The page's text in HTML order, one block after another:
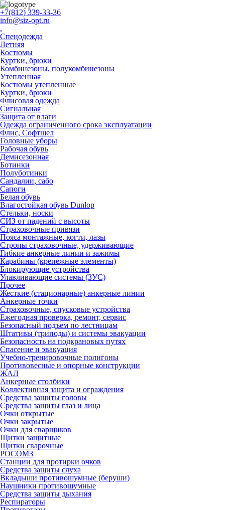
+7(812) 339-33-36
info@siz-opt.ru
.
Спецодежда
Летняя
Костюмы
Куртки, брюки
Комбинезоны, полукомбинезоны
Утепленная
Костюмы утепленные
Куртки, брюки
Флисовая одежда
Сигнальная
Защита от влаги
Одежда ограниченного срока эксплуатации
Флиc, Софтшел
Головные уборы
Рабочая обувь
Демисезонная
Ботинки
Полуботинки
Сандалии, сабо
Сапоги
Белая обувь
Влагостойкая обувь Dunlop
Стельки, носки
СИЗ от падений с высоты
Страховочные привязи
Пояса монтажные, когти, лазы
Стропы страховочные, удерживающие
Гибкие анкерные линии и зажимы
Карабины (крепежные элементы)
Блокирующие устройства
Улавливающие системы (ЗУС)
Прочее
Жесткие (стационарные) анкерные линии
Анкерные точки
Страховочные, спусковые устройства
Ежегодная проверка, ремонт, сервис
Безопасный подъем по лестницам
Штативы (триподы) и системы эвакуации
Безопасность на подкрановых путях
Спасение и эвакуация
Учебно-тренировочные полигоны
Противовесные и опорные конструкции
ЖАЛ
Анкерные столбики
Коллективная защита и ограждения
Средства защиты головы
Средства защиты глаз и лица
Очки открытые
Очки закрытые
Очки для сварщиков
Щитки защитные
Щитки сварочные
РОСОМЗ
Станции для протирки очков
Средства защиты слуха
Вкладыши противошумные (беруши)
Наушники противошумные
Средства защиты дыхания
Респираторы